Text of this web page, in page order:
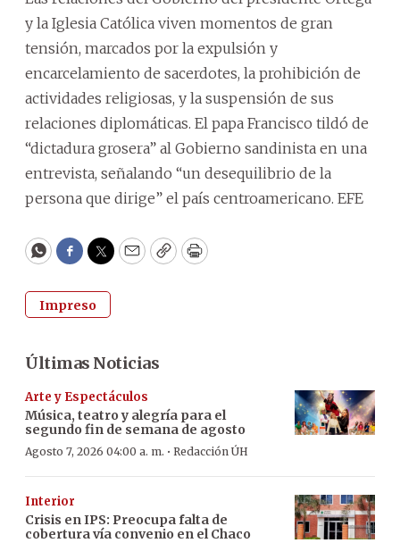
y la Iglesia Católica viven momentos de gran
tensión, marcados por la expulsión y
encarcelamiento de sacerdotes, la prohibición de
actividades religiosas, y la suspensión de sus
relaciones diplomáticas. El papa Francisco tildó de
“dictadura grosera” al Gobierno sandinista en una
entrevista, señalando “un desequilibrio de la
persona que dirige” el país centroamericano. EFE
WhatsApp
Facebook
Twitter
EmailCopyPrint
Impreso
Últimas Noticias
Arte y Espectáculos
Música, teatro y alegría para el
segundo fin de semana de agosto
Agosto 7, 2026 04:00 a. m. · Redacción ÚH
Interior
Crisis en IPS: Preocupa falta de
cobertura vía convenio en el Chaco